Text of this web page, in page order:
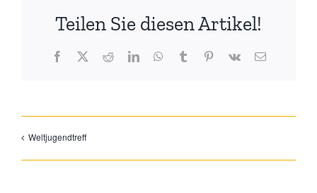
Teilen Sie diesen Artikel!
Facebook
X RedditLinkedInWhatsApp
TumblrPinterest
Vk Email
Weltjugendtreff